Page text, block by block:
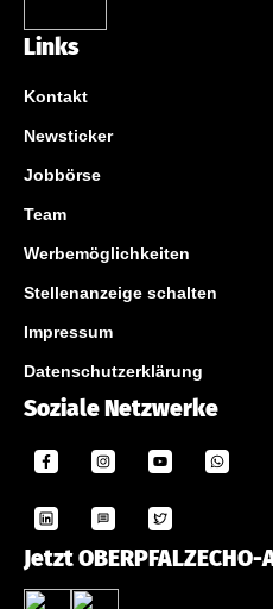
Links
Kontakt
Newsticker
Jobbörse
Team
Werbemöglichkeiten
Stellenanzeige schalten
Impressum
Datenschutzerklärung
Soziale Netzwerke
Jetzt